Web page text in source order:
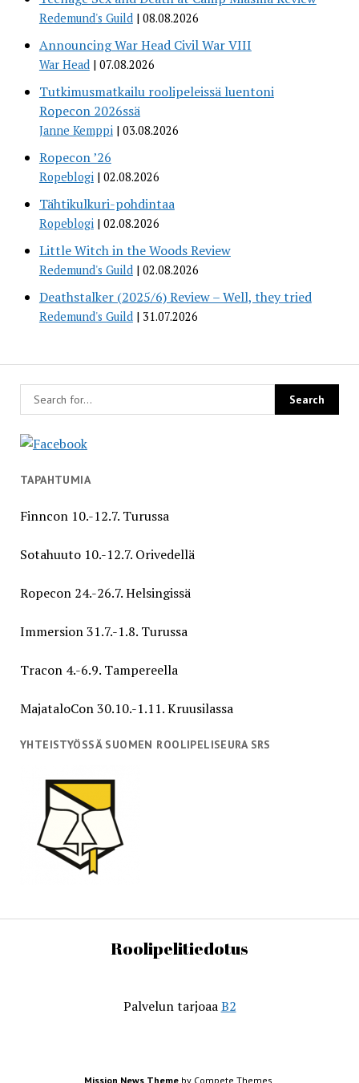
Redemund's Guild 08.08.2026
Announcing War Head Civil War VIII
War Head 07.08.2026
Tutkimusmatkailu roolipeleissä luentoni
Ropecon 2026ssä
Janne Kemppi 03.08.2026
Ropecon ’26
Ropeblogi 02.08.2026
Tähtikulkuri-pohdintaa
Ropeblogi 02.08.2026
Little Witch in the Woods Review
Redemund's Guild 02.08.2026
Deathstalker (2025/6) Review – Well, they tried
Redemund's Guild 31.07.2026
TAPAHTUMIA
Finncon 10.-12.7. Turussa
Sotahuuto 10.-12.7. Orivedellä
Ropecon 24.-26.7. Helsingissä
Immersion 31.7.-1.8. Turussa
Tracon 4.-6.9. Tampereella
MajataloCon 30.10.-1.11. Kruusilassa
YHTEISTYÖSSÄ SUOMEN ROOLIPELISEURA SRS
Roolipelitiedotus
Palvelun tarjoaaB2
Mission News Theme by Compete Themes.